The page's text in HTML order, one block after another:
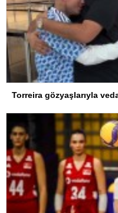
Torreira gözyaşlarıyla